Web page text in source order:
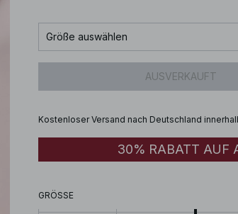
Größe auswählen
AUSVERKAUFT
Kostenloser Versand nach Deutschland
30% RABATT AUF
GRÖSSE